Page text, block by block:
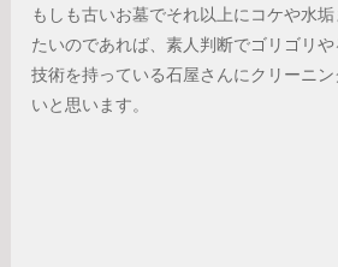
もしも古いお墓でそれ以上にコケや水
たいのであれば、素人判断でゴリゴリ
技術を持っている石屋さんにクリーニ
いと思います。